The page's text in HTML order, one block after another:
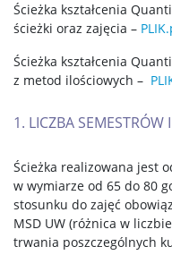
Ścieżka kształcenia
ścieżki oraz zajęcia –
Ścieżka kształcenia
z metod ilościowych –
1. LICZBA
Ścieżka realizowana jest
w wymiarze od 65 do 80
stosunku do zajęć
MSD UW (różnica w
trwania poszczególnych